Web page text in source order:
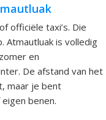
officiële taxi’s. Die
Atmautluak is volledig
en
De afstand van het
maar je bent
benen.